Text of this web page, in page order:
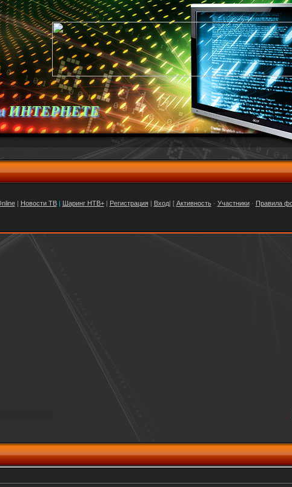
ИНТЕРНЕТЕ
| Новости ТВ Шаринг НТВ+| Регистрация| Вход| [ Активность· Участники· Правила